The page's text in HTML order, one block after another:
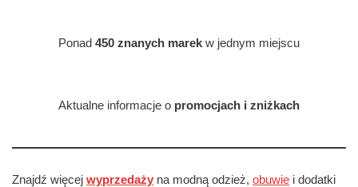
Ponad 450 znanych marek w jednym miejscu
Aktualne informacje o promocjach i zniżkach
Znajdź więcej wyprzedaży na modną odzież, obuwie i dodatki